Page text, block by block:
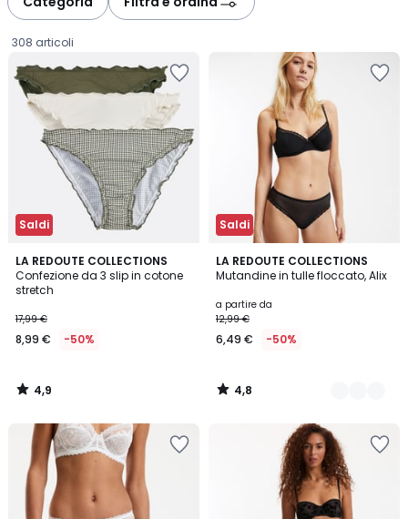
308 articoli
Saldi
LA REDOUTE COLLECTIONS
Confezione da 3 slip in cotone
stretch
€
Invece
17,99
€
sconto
applicato.
17,99 €
8,99 € -50%
4,9
/ 5
4,9
/
Saldi
LA REDOUTE COLLECTIONS
Mutandine in tulle floccato, Alix
a partire da
12,99 €
6,49 € -50%
4,8
/ 5
4
Colori
4,8
/